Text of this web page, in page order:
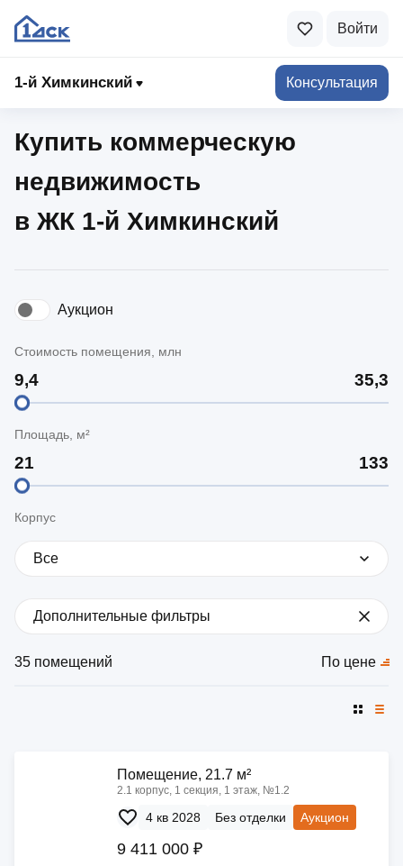
Войти
1‑й Химкинский Консультация
1‑й Химкинский
Купить коммерческую
недвижимость
в ЖК 1‑й Химкинский
Аукцион
Стоимость помещения, млн
Площадь, м²
Корпус
Все
Дополнительные фильтры
35 помещений По цене
Помещение, 21.7 м²
2.1 корпус, 1 секция, 1 этаж, №1.2
4 кв 2028 Без отделки Аукцион
9 411 000 ₽